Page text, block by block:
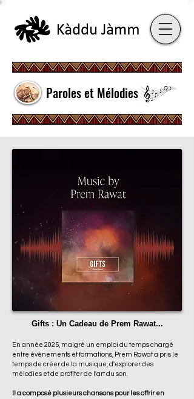
Paroles et Mélodies
Gifts : Un Cadeau de Prem Rawat...
En année 2025, malgré un emploi du temps chargé
entre événements et formations, Prem Rawat a pris le
temps de créer de la musique, d'explorer des
mélodies et de profiter de l'art du son.
Il a composé plusieurs chansons pour les offrir en